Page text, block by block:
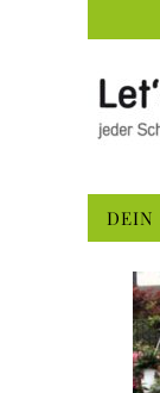
DEIN